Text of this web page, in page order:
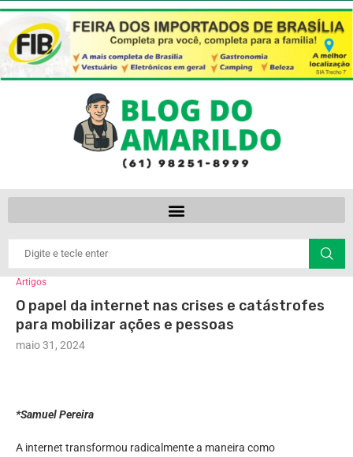
Artigos
O papel da internet nas crises e catástrofes
para mobilizar ações e pessoas
maio 31, 2024
*Samuel Pereira
A internet transformou radicalmente a maneira como